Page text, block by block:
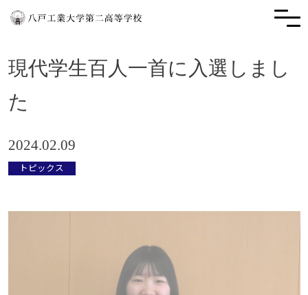
現代学生百人一首に入選しまし
た
2024.02.09
トピックス